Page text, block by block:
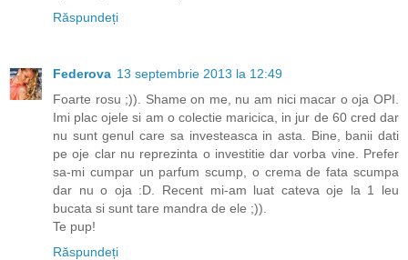
Răspundeți
Federova 13 septembrie 2013 la 12:49
Foarte rosu ;)). Shame on me, nu am nici macar o oja OPI.
Imi plac ojele si am o colectie maricica, in jur de 60 cred dar
nu sunt genul care sa investeasca in asta. Bine, banii dati
pe oje clar nu reprezinta o investitie dar vorba vine. Prefer
sa-mi cumpar un parfum scump, o crema de fata scumpa
dar nu o oja :D. Recent mi-am luat cateva oje la 1 leu
bucata si sunt tare mandra de ele ;)).
Te pup!
Răspundeți